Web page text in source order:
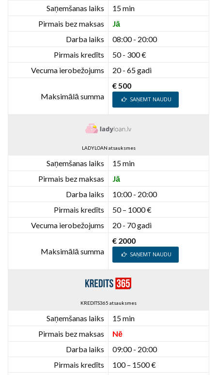
Saņemšanas laiks
15 min
Pirmais bez maksas
Jā
Darba laiks
08:00 - 20:00
Pirmais kredīts
50 - 300 €
Vecuma ierobežojums
20 - 65 gadi
Maksimālā summa
€ 500
SAŅEMT NAUDU
LADYLOAN atsauksmes
Saņemšanas laiks
15 min
Pirmais bez maksas
Jā
Darba laiks
10:00 - 20:00
Pirmais kredīts
50 – 1000 €
Vecuma ierobežojums
20 - 70 gadi
Maksimālā summa
€ 2000
SAŅEMT NAUDU
KREDITS365 atsauksmes
Saņemšanas laiks
15 min
Pirmais bez maksas
Nē
Darba laiks
09:00 - 20:00
Pirmais kredīts
100 – 1500 €